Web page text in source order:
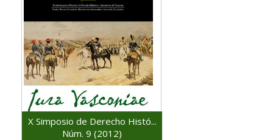
X Simposio de Derecho Histó...
Núm. 9 (2012)